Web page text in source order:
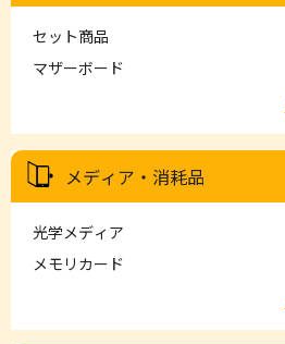
セット商品
マザーボード
メディア・消耗品
光学メディア
メモリカード